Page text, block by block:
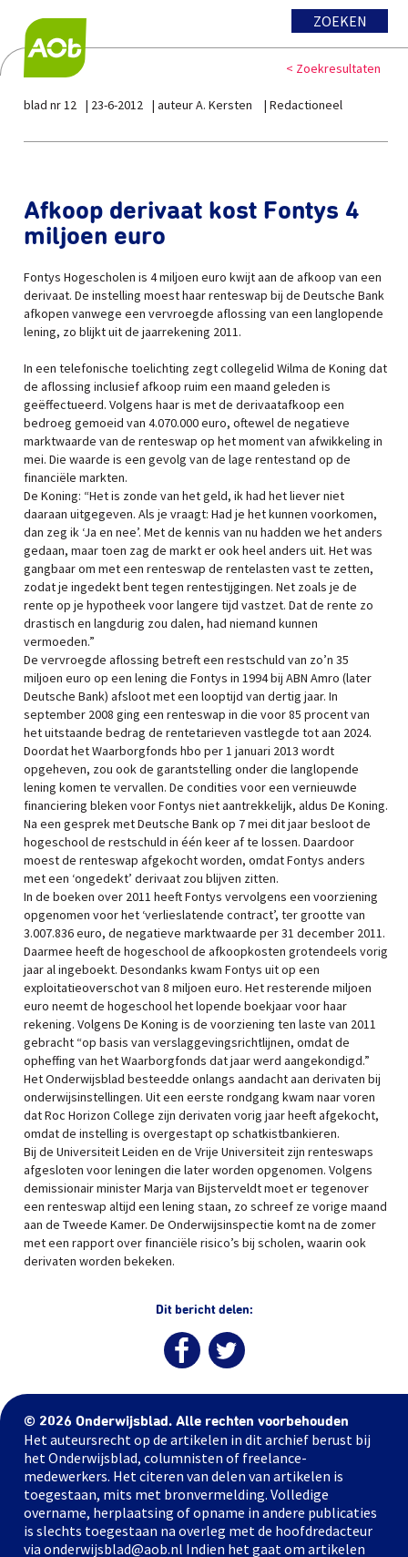
ZOEKEN
< Zoekresultaten
blad nr 12 23-6-2012 auteur A. Kersten Redactioneel
Afkoop derivaat kost Fontys 4
miljoen euro
Fontys Hogescholen is 4 miljoen euro kwijt aan de afkoop van een
derivaat. De instelling moest haar renteswap bij de Deutsche Bank
afkopen vanwege een vervroegde aflossing van een langlopende
lening, zo blijkt uit de jaarrekening 2011.
In een telefonische toelichting zegt collegelid Wilma de Koning dat
de aflossing inclusief afkoop ruim een maand geleden is
geëffectueerd. Volgens haar is met de derivaatafkoop een
bedroeg gemoeid van 4.070.000 euro, oftewel de negatieve
marktwaarde van de renteswap op het moment van afwikkeling in
mei. Die waarde is een gevolg van de lage rentestand op de
financiële markten.
De Koning: “Het is zonde van het geld, ik had het liever niet
daaraan uitgegeven. Als je vraagt: Had je het kunnen voorkomen,
dan zeg ik ‘Ja en nee’. Met de kennis van nu hadden we het anders
gedaan, maar toen zag de markt er ook heel anders uit. Het was
gangbaar om met een renteswap de rentelasten vast te zetten,
zodat je ingedekt bent tegen rentestijgingen. Net zoals je de
rente op je hypotheek voor langere tijd vastzet. Dat de rente zo
drastisch en langdurig zou dalen, had niemand kunnen
vermoeden.”
De vervroegde aflossing betreft een restschuld van zo’n 35
miljoen euro op een lening die Fontys in 1994 bij ABN Amro (later
Deutsche Bank) afsloot met een looptijd van dertig jaar. In
september 2008 ging een renteswap in die voor 85 procent van
het uitstaande bedrag de rentetarieven vastlegde tot aan 2024.
Doordat het Waarborgfonds hbo per 1 januari 2013 wordt
opgeheven, zou ook de garantstelling onder die langlopende
lening komen te vervallen. De condities voor een vernieuwde
financiering bleken voor Fontys niet aantrekkelijk, aldus De Koning.
Na een gesprek met Deutsche Bank op 7 mei dit jaar besloot de
hogeschool de restschuld in één keer af te lossen. Daardoor
moest de renteswap afgekocht worden, omdat Fontys anders
met een ‘ongedekt’ derivaat zou blijven zitten.
In de boeken over 2011 heeft Fontys vervolgens een voorziening
opgenomen voor het ‘verlieslatende contract’, ter grootte van
3.007.836 euro, de negatieve marktwaarde per 31 december 2011.
Daarmee heeft de hogeschool de afkoopkosten grotendeels vorig
jaar al ingeboekt. Desondanks kwam Fontys uit op een
exploitatieoverschot van 8 miljoen euro. Het resterende miljoen
euro neemt de hogeschool het lopende boekjaar voor haar
rekening. Volgens De Koning is de voorziening ten laste van 2011
gebracht “op basis van verslaggevingsrichtlijnen, omdat de
opheffing van het Waarborgfonds dat jaar werd aangekondigd.”
Het Onderwijsblad besteedde onlangs aandacht aan derivaten bij
onderwijsinstellingen. Uit een eerste rondgang kwam naar voren
dat Roc Horizon College zijn derivaten vorig jaar heeft afgekocht,
omdat de instelling is overgestapt op schatkistbankieren.
Bij de Universiteit Leiden en de Vrije Universiteit zijn renteswaps
afgesloten voor leningen die later worden opgenomen. Volgens
demissionair minister Marja van Bijsterveldt moet er tegenover
een renteswap altijd een lening staan, zo schreef ze vorige maand
aan de Tweede Kamer. De Onderwijsinspectie komt na de zomer
met een rapport over financiële risico’s bij scholen, waarin ook
derivaten worden bekeken.
Dit bericht delen:
© 2026 Onderwijsblad. Alle rechten voorbehouden
Het auteursrecht op de artikelen in dit archief berust bij
het Onderwijsblad, columnisten of freelance-
medewerkers. Het citeren van delen van artikelen is
toegestaan, mits met bronvermelding. Volledige
overname, herplaatsing of opname in andere publicaties
is slechts toegestaan na overleg met de hoofdredacteur
via onderwijsblad@aob.nl Indien het gaat om artikelen